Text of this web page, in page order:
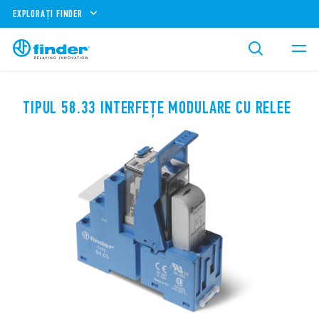
EXPLORAȚI FINDER
TIPUL 58.33 INTERFEȚE MODULARE CU RELEE